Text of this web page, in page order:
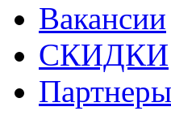
Вакансии
СКИДКИ
Партнеры